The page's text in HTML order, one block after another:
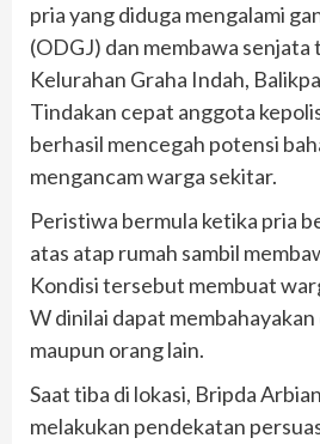
pria yang diduga mengalami
(ODGJ) dan membawa senjata
Kelurahan Graha Indah,
Tindakan cepat anggota
berhasil mencegah potensi
mengancam warga sekitar.
Peristiwa bermula ketika pria
atas atap rumah sambil
Kondisi tersebut membuat
W dinilai dapat
maupun orang lain.
Saat tiba di lokasi, Bripda
melakukan pendekatan